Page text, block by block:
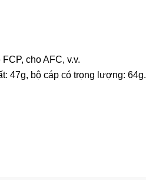
cho AFC, v.v.
47g, bộ cáp có trọng lượng: 64g.